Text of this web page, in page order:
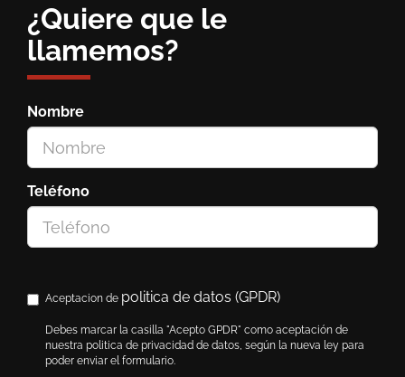
¿Quiere que le
llamemos?
Nombre
Teléfono
Aceptacion de politica de datos (GPDR)
Debes marcar la casilla "Acepto GPDR" como aceptación de
nuestra politica de privacidad de datos, según la nueva ley para
poder enviar el formulario.